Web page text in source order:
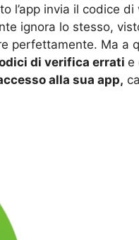
l’app invia il codice di
ignora lo stesso,
perfettamente. Ma a
di verifica errati e
alla sua app,